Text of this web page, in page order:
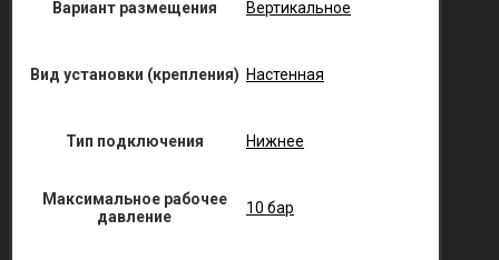
Вариант размещения Вертикальное
Вид установки (крепления) Настенная
Тип подключения Нижнее
Максимальное рабочее
давление
10 бар